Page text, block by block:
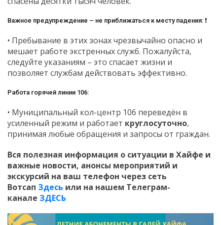
Важное предупреждение – не приближаться к месту падения: ❗
• Пребывание в этих зонах чрезвычайно опасно и
мешает работе экстренных служб. Пожалуйста,
следуйте указаниям – это спасает жизни и
позволяет службам действовать эффективно.
Работа горячей линии 106:
• Муниципальный кол-центр 106 переведён в
усиленный режим и работает круглосуточно,
принимая любые обращения и запросы от граждан.
Вся полезная информация о ситуации в Хайфе и
важные новости, анонсы мероприятий и
экскурсий на ваш телефон через сеть
Вотсап Здесь или на нашем Телеграм-
канале ЗДЕСЬ